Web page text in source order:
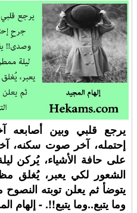
يرجع قلبي وبين
إحتمله، آخر صوت
على حافة الأشياء، يُركن
الشعور لكي يعبر، يُغلق
يتوضأ ثم يعلن توبته
وما يتبع..وما يتبع!!. - إلهام